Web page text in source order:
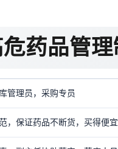
药品管
管理员，采购专员
，保证药品不断货，买得便